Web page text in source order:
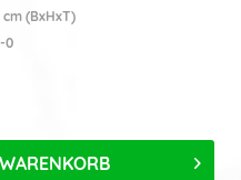
cm (BxHxT)
0
WARENKORB